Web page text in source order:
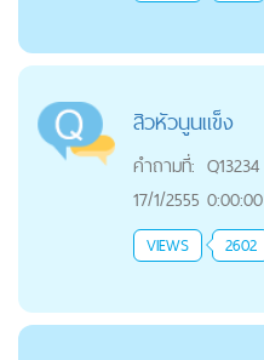
สิวหัวนูนแข็ง
คำถามที่: Q13234
17/1/2555 0:00:00
VIEWS 2602